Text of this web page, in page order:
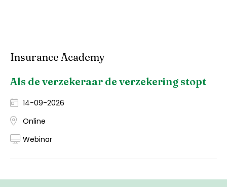
Insurance Academy
Als de verzekeraar de verzekering stopt
14-09-2026
Online
Webinar